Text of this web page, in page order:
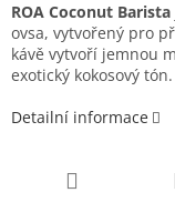
ROA Coconut Barista
ovsa, vytvořený pro
kávě vytvoří jemnou
exotický kokosový tón.
Detailní informace